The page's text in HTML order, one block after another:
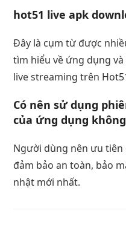
hot51 live apk
Đây là cụm từ được
tìm hiểu về ứng dụng
live streaming trên
Có nên sử dụng
của ứng dụng
Người dùng nên ưu
đảm bảo an toàn, bảo
nhật mới nhất.